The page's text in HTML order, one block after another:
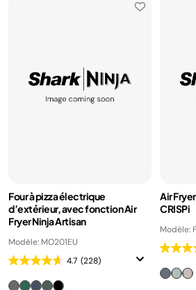
Four à pizza électrique
d’extérieur, avec fonction Air
Fryer Ninja Artisan
Modèle: MO201EU
4.7 (228)
Air
CRISPi
Modèle: